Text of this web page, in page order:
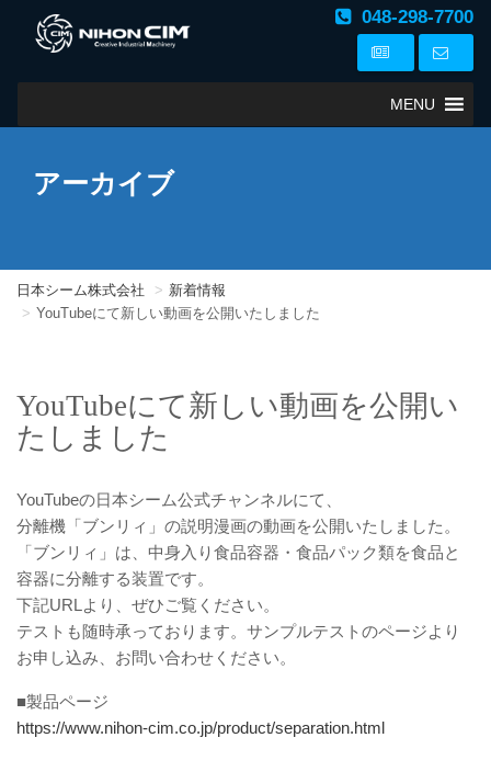
048-298-7700
MENU
アーカイブ
日本シーム株式会社
新着情報
YouTubeにて新しい動画を公開いたしました
YouTubeにて新しい動画を公開い
たしました
YouTubeの日本シーム公式チャンネルにて、
分離機「ブンリィ」の説明漫画の動画を公開いたしました。
「ブンリィ」は、中身入り食品容器・食品パック類を食品と
容器に分離する装置です。
下記URLより、ぜひご覧ください。
テストも随時承っております。サンプルテストのページより
お申し込み、お問い合わせください。
■製品ページ
https://www.nihon-cim.co.jp/product/separation.html